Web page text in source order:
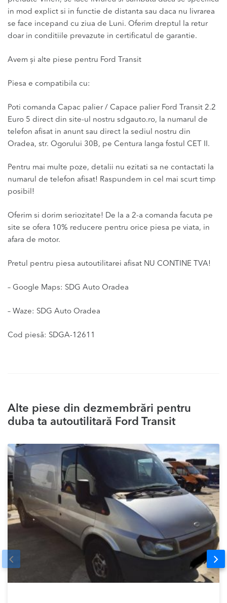
in mod explict si in functie de distanta sau daca nu livrarea
se face incepand cu ziua de Luni. Oferim dreptul la retur
doar in conditiile prevazute in certificatul de garantie.
Avem și alte piese pentru Ford Transit
Piesa e compatibila cu:
Poti comanda Capac palier / Capace palier Ford Transit 2.2
Euro 5 direct din site-ul nostru sdgauto.ro, la numarul de
telefon afisat in anunt sau direct la sediul nostru din
Oradea, str. Ogorului 30B, pe Centura langa fostul CET II.
Pentru mai multe poze, detalii nu ezitati sa ne contactati la
numarul de telefon afisat! Raspundem in cel mai scurt timp
posibil!
Oferim si dorim seriozitate! De la a 2-a comanda facuta pe
site se ofera 10% reducere pentru orice piesa pe viata, in
afara de motor.
Pretul pentru piesa autoutilitarei afisat NU CONTINE TVA!
– Google Maps: SDG Auto Oradea
– Waze: SDG Auto Oradea
Cod piesă: SDGA-12611
Alte piese din dezmembrări pentru
duba ta autoutilitară Ford Transit
Prev